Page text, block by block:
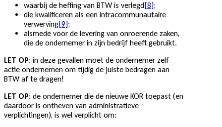
waarbij de heffing van BTW is verlegd[8];
die kwalificeren als een intracommunautaire
verwerving[9];
alsmede voor de levering van onroerende zaken,
die de ondernemer in zijn bedrijf heeft gebruikt.
LET OP: in deze gevallen moet de ondernemer zelf
actie ondernemen om tijdig de juiste bedragen aan
BTW af te dragen!
LET OP: de ondernemer die de nieuwe KOR toepast (en
daardoor is ontheven van administratieve
verplichtingen), is wel verplicht om: